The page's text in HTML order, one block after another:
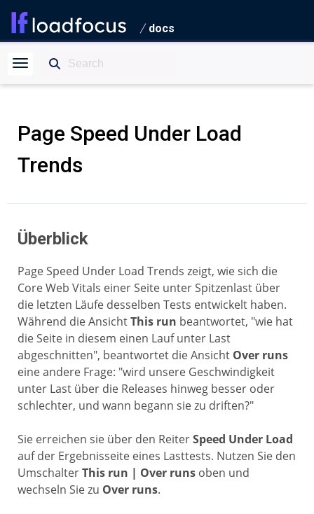
docs
Page Speed Under Load
Trends
Überblick
Page Speed Under Load Trends zeigt, wie sich die
Core Web Vitals einer Seite unter Spitzenlast über
die letzten Läufe desselben Tests entwickelt haben.
Während die AnsichtThis run beantwortet, "wie hat
die Seite in diesem einen Lauf unter Last
abgeschnitten", beantwortet die Ansicht Over runs
eine andere Frage: "wird unsere Geschwindigkeit
unter Last über die Releases hinweg besser oder
schlechter, und wann begann sie zu driften?"
Sie erreichen sie über den ReiterSpeed Under Load
auf der Ergebnisseite eines Lasttests. Nutzen Sie den
UmschalterThis run | Over runs oben und
wechseln Sie zu Over runs.